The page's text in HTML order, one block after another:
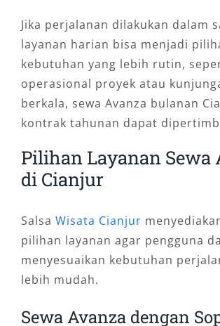
Jika perjalanan dilakukan dalam
layanan harian bisa menjadi
kebutuhan yang lebih rutin,
operasional proyek atau
berkala, sewa Avanza bulanan
kontrak tahunan dapat
Pilihan Layanan Sewa
di Cianjur
Salsa Wisata Cianjur
pilihan layanan agar pengguna
menyesuaikan kebutuhan
lebih mudah.
Sewa Avanza dengan